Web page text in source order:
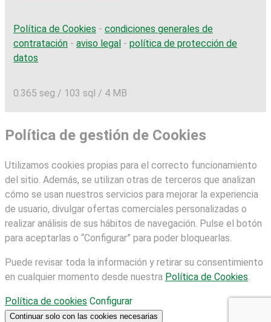
Política de Cookies - condiciones generales de
contratación - aviso legal - política de protección de
datos
0.365 seg / 103 sql / 4 MB
Política de gestión de Cookies
Utilizamos cookies propias para el correcto funcionamiento
del sitio. Además, se utilizan otras de terceros que analizan
cómo se usan nuestros servicios para mejorar la experiencia
de usuario, divulgar ofertas comerciales personalizadas o
realizar análisis de sus hábitos de navegación. Pulse el botón
para aceptarlas o “Configurar” para poder bloquearlas.
Puede revisar toda la información y retirar su consentimiento
en cualquier momento desde nuestra Política de Cookies.
Política de cookies Configurar
Continuar solo con las cookies necesarias